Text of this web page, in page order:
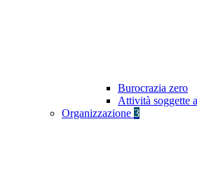
Burocrazia zero
Attività soggette
Organizzazione 3